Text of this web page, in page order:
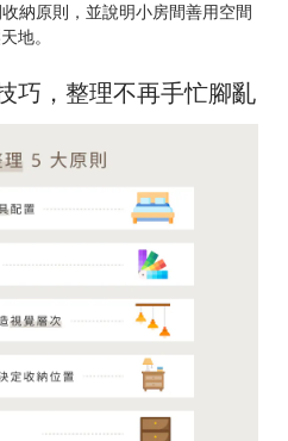
納原則，並說明小房間善用空間
地。
巧，整理不再手忙腳亂